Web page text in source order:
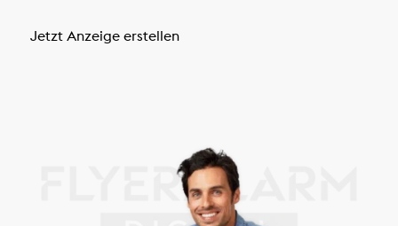
Jetzt Anzeige erstellen